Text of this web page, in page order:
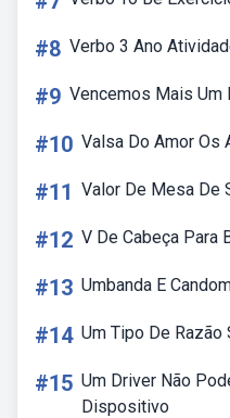
#8 Verbo 3 Ano
#9 Vencemos Mais Um
#10 Valsa Do Amor Os
#11 Valor De Mesa De
#12 V De Cabeça Para
#13 Umbanda E
#14 Um Tipo De
#15 Um Driver Não
Dispositivo